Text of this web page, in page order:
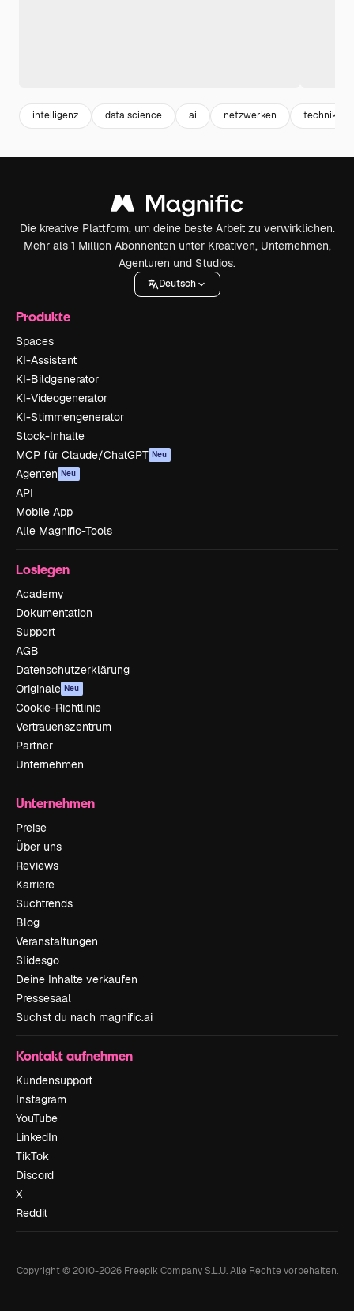
intelligenz data science ai netzwerken technik
Die kreative Plattform, um deine beste Arbeit zu verwirklichen.
Mehr als 1 Million Abonnenten unter Kreativen, Unternehmen,
Agenturen und Studios.
Deutsch
Produkte
Spaces
KI-Assistent
KI-Bildgenerator
KI-Videogenerator
KI-Stimmengenerator
Stock-Inhalte
MCP für Claude/ChatGPT Neu
Agenten Neu
API
Mobile App
Alle Magnific-Tools
Loslegen
Academy
Dokumentation
Support
AGB
Datenschutzerklärung
Originale Neu
Cookie-Richtlinie
Vertrauenszentrum
Partner
Unternehmen
Unternehmen
Preise
Über uns
Reviews
Karriere
Suchtrends
Blog
Veranstaltungen
Slidesgo
Deine Inhalte verkaufen
Pressesaal
Suchst du nach magnific.ai
Kontakt aufnehmen
Kundensupport
Instagram
YouTube
LinkedIn
TikTok
Discord
X
Reddit
Copyright © 2010-2026Freepik Company S.L.U. Alle Rechte vorbehalten.